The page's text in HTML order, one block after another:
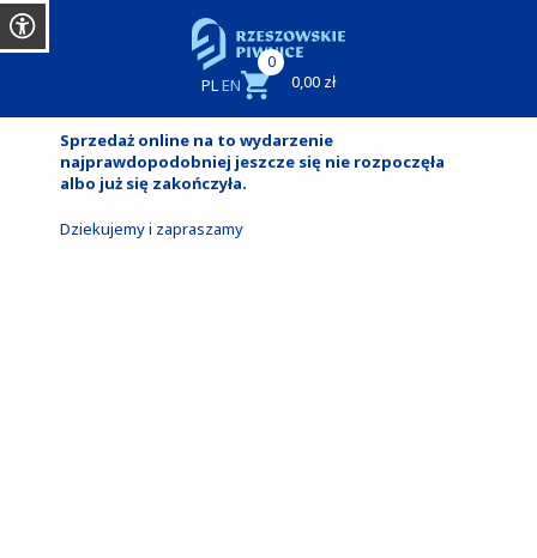
PLEN
0
0,00 zł
Sprzedaż online na to wydarzenie
najprawdopodobniej jeszcze się nie rozpoczęła
albo już się zakończyła.
Dziekujemy i zapraszamy